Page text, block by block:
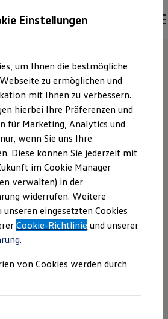
entdecken
und Oldtimer
& Gewerbekunden
und Hersteller finden
entdecken & konfigurieren
& Behörden
Personenbeförderung
& mobile Werkstätten
& Handel
ID Vorteile
& Co. KG |
&
Informationen über die
GmbH & Co. KG als
Anbieterin von Inhalten
die auf dieser Webseite
Einstellungen
um Ihnen die bestmögliche
zu ermöglichen und
mit Ihnen zu verbessern.
hierbei Ihre Präferenzen und
für Marketing, Analytics und
wenn Sie uns Ihre
Diese können Sie jederzeit mit
im Cookie Manager
verwalten) in der
widerrufen. Weitere
eingesetzten Cookies
Cookie-Richtlinie und unserer
.
von Cookies werden durch